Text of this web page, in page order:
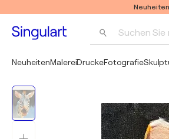
Suchen Sie
NeuheitenMalereiDruckeFotografie